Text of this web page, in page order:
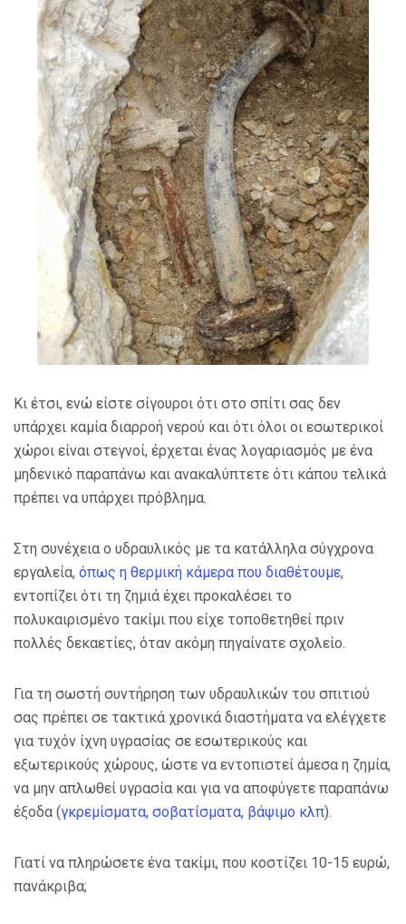
Κι έτσι, ενώ είστε σίγουροι ότι στο σπίτι σας δεν
υπάρχει καμία διαρροή νερού και ότι όλοι οι εσωτερικοί
χώροι είναι στεγνοί, έρχεται ένας λογαριασμός με ένα
μηδενικό παραπάνω και ανακαλύπτετε ότι κάπου τελικά
πρέπει να υπάρχει πρόβλημα.
Στη συνέχεια ο υδραυλικός με τα κατάλληλα σύγχρονα
εργαλεία, όπως η θερμική κάμερα που διαθέτουμε,
εντοπίζει ότι τη ζημιά έχει προκαλέσει το
πολυκαιρισμένο τακίμι που είχε τοποθετηθεί πριν
πολλές δεκαετίες, όταν ακόμη πηγαίνατε σχολείο.
Για τη σωστή συντήρηση των υδραυλικών του σπιτιού
σας πρέπει σε τακτικά χρονικά διαστήματα να ελέγχετε
για τυχόν ίχνη υγρασίας σε εσωτερικούς και
εξωτερικούς χώρους, ώστε να εντοπιστεί άμεσα η ζημία,
να μην απλωθεί υγρασία και για να αποφύγετε παραπάνω
έξοδα (γκρεμίσματα, σοβατίσματα, βάψιμο κλπ).
Γιατί να πληρώσετε ένα τακίμι, που κοστίζει 10-15 ευρώ,
πανάκριβα;